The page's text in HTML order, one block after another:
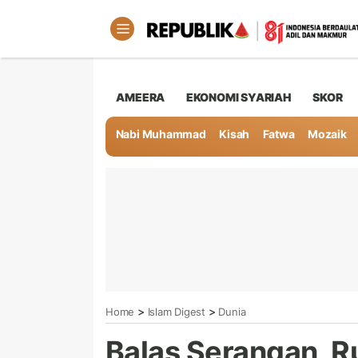
AMEERA EKONOMI SYARIAH SKOR
Nabi Muhammad Kisah Fatwa Mozaik
Home > Islam Digest > Dunia